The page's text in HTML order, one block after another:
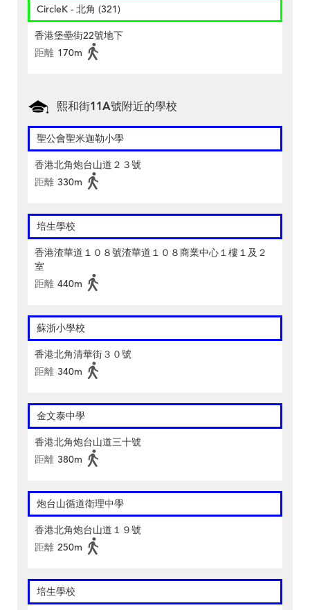
CircleK - 北角 (321)
香港堡壘街22號地下
距離 170m
熙和街11A號附近的學校
聖公會聖米迦勒小學
香港北角炮台山道２３號
距離 330m
培生學校
香港渣華道１０８號渣華道１０８商業中心１樓１及２
室
距離 440m
蘇浙小學校
香港北角清華街３０號
距離 340m
金文泰中學
香港北角炮台山道三十號
距離 380m
炮台山循道衛理中學
香港北角炮台山道１９號
距離 250m
培生學校